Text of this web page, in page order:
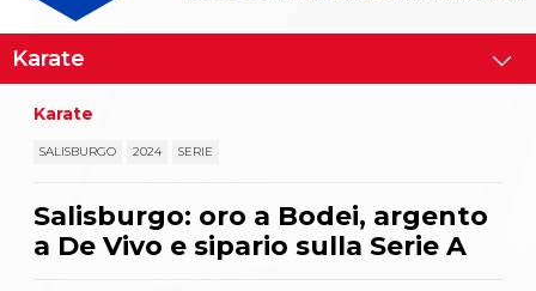
Giustizia Sportiva
La disciplina
News
Karate
SALISBURGO 2024 SERIE
Salisburgo: oro a Bodei, argento
a De Vivo e sipario sulla Serie A